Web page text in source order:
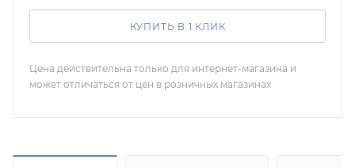
КУПИТЬ В 1 КЛИК
Цена действительна только для интернет-магазина и
может отличаться от цен в розничных магазинах